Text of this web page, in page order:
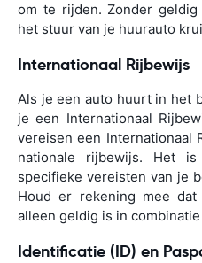
om te rijden. Zonder
het stuur van je huurauto
Internationaal Rijbewijs
Als je een auto huurt in het
je een Internationaal
vereisen een Internationaal
nationale rijbewijs. Het
specifieke vereisten van je
Houd er rekening mee
alleen geldig is in
Identificatie (ID) en